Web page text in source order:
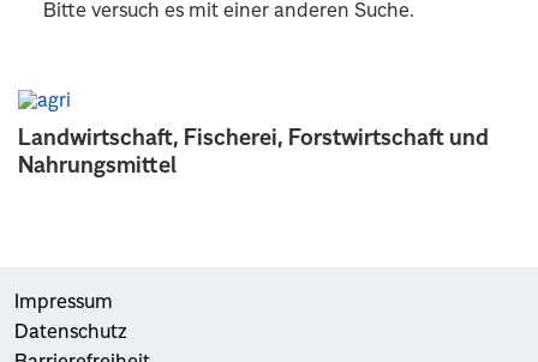
Landwirtschaft, Fischerei, Forstwirtschaft und
Nahrungsmittel
Bitte versuch es mit einer anderen Suche.
Impressum
Datenschutz